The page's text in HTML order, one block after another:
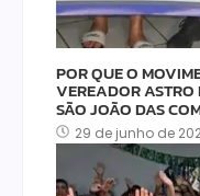
POR QUE O
VEREADOR
SÃO JOÃO DAS
29 de junho de